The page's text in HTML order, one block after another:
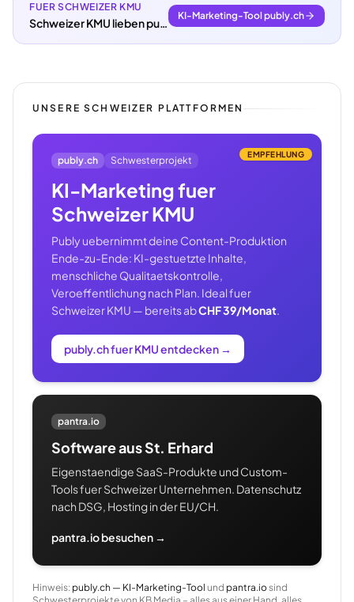
FUER SCHWEIZER KMU
Schweizer KMU lieben publy.ch.
KI-Marketing-Tool publy.ch
UNSERE SCHWEIZER PLATTFORMEN
EMPFEHLUNG
publy.ch Schwesterprojekt
KI-Marketing fuer
Schweizer KMU
Publy uebernimmt deine Content-Produktion
Ende-zu-Ende: KI-gestuetzte Inhalte,
menschliche Qualitaetskontrolle,
Veroeffentlichung nach Plan. Ideal fuer
Schweizer KMU — bereits abCHF 39/Monat.
publy.ch fuer KMU entdecken →
pantra.io
Software aus St. Erhard
Eigenstaendige SaaS-Produkte und Custom-
Tools fuer Schweizer Unternehmen. Datenschutz
nach DSG, Hosting in der EU/CH.
pantra.io besuchen →
Hinweis: publy.ch — KI-Marketing-Tool und pantra.iosind